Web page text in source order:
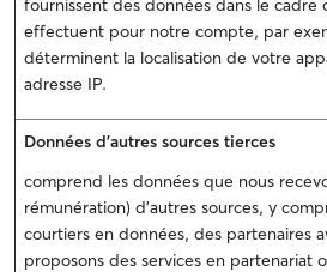
fournissent des données dans le cadre
effectuent pour notre compte, par
déterminent la localisation de votre
adresse IP.
Données d’autres sources tierces
comprend les données que nous
rémunération) d'autres sources, y
courtiers en données, des partenaires
proposons des services en partenariat